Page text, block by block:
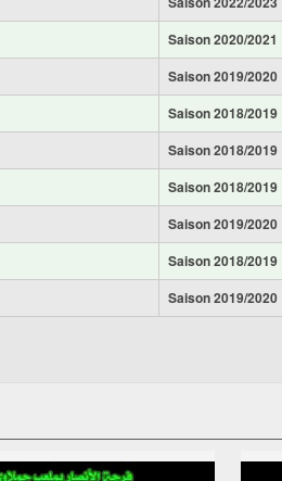
Saison 2020/2021
Saison 2019/2020
Saison 2018/2019
Saison 2018/2019
Saison 2018/2019
Saison 2019/2020
Saison 2018/2019
Saison 2019/2020